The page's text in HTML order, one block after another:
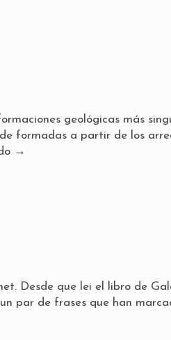
geológicas más
formadas a partir de los
→
Desde que lei el libro de
par de frases que han